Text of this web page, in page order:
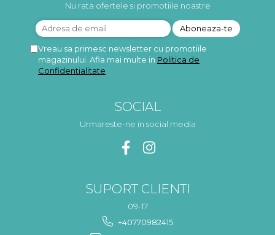
Nu rata ofertele si promotiile noastre
Vreau sa primesc newsletter cu promotiile
magazinului. Afla mai multe in Politica de
Confidentialitate
SOCIAL
Urmareste-ne in social media
SUPORT CLIENTI
09-17
+40770982415